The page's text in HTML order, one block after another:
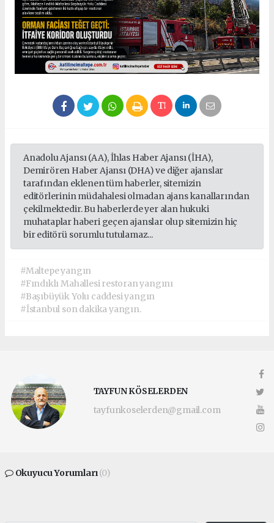
Anadolu Ajansı (AA), İhlas Haber Ajansı (İHA),
Demirören Haber Ajansı (DHA) ve diğer ajanslar
tarafından eklenen tüm haberler, sitemizin
editörlerinin müdahalesi olmadan ajans kanallarından
çekilmektedir. Bu haberlerde yer alan hukuki
muhataplar haberi geçen ajanslar olup sitemizin hiç
bir editörü sorumlu tutulamaz...
#Maltepe yangın
#Fındıklı Mahallesi restoran yangını
#Başıbüyük Yolu caddesi yangın
#İstanbul son dakika yangın.
TAYFUN KÖSELERDEN
tayfunkoselerden@gmail.com
Okuyucu Yorumları(0)